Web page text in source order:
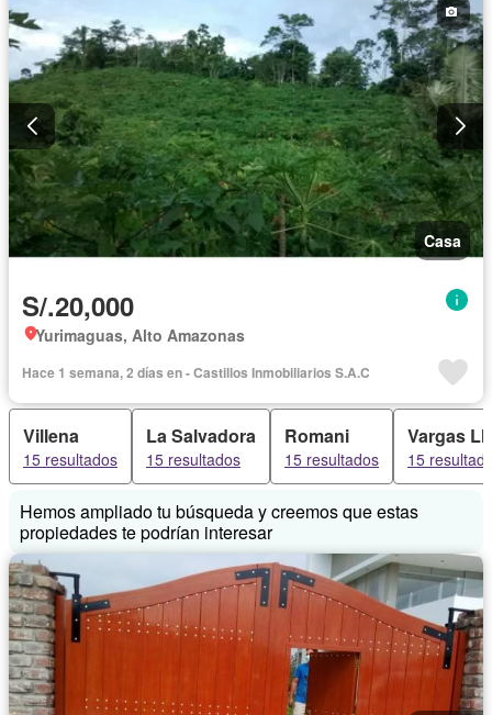
Casa
S/.20,000
Yurimaguas, Alto Amazonas
Hace 1 semana, 2 días en - Castillos Inmobiliarios S.A.C
Villena
15 resultados
La Salvadora
15 resultados
Romani
15 resultados
Vargas
15
Hemos ampliado tu búsqueda y creemos que estas
propiedades te podrían interesar